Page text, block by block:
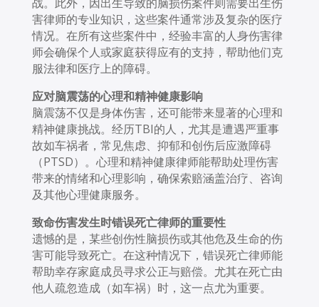
害律师的专业知识，这些案件通常涉及复杂的医疗
情况。在所有这些案件中，经验丰富的人身伤害律
师会确保个人或家庭获得应有的支持，帮助他们克
服法律和医疗上的障碍。
应对脑震荡的心理和精神健康影响
脑震荡不仅是身体伤害，还可能带来显著的心理和
精神健康挑战。经历TBI的人，尤其是遭遇严重事
故如车祸者，常见焦虑、抑郁和创伤后应激障碍
（PTSD）。心理和精神健康律师能帮助处理伤害
带来的情绪和心理影响，确保索赔涵盖治疗、咨询
及其他心理健康服务。
致命伤害发生时错误死亡律师的重要性
遗憾的是，某些创伤性脑损伤或其他危及生命的伤
害可能导致死亡。在这种情况下，错误死亡律师能
帮助幸存家庭成员寻求公正与赔偿。尤其在死亡由
他人疏忽造成（如车祸）时，这一点尤为重要。